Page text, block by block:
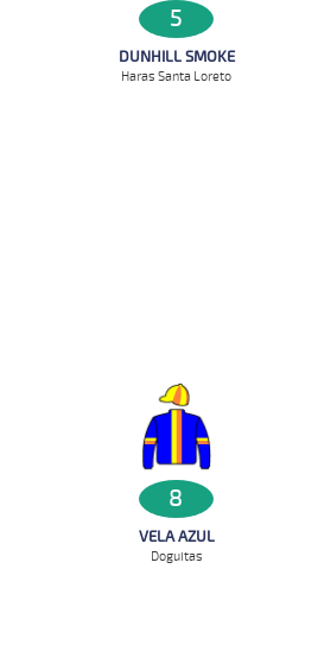
5
DUNHILL SMOKE
Haras Santa Loreto
8
VELA AZUL
Doguitas